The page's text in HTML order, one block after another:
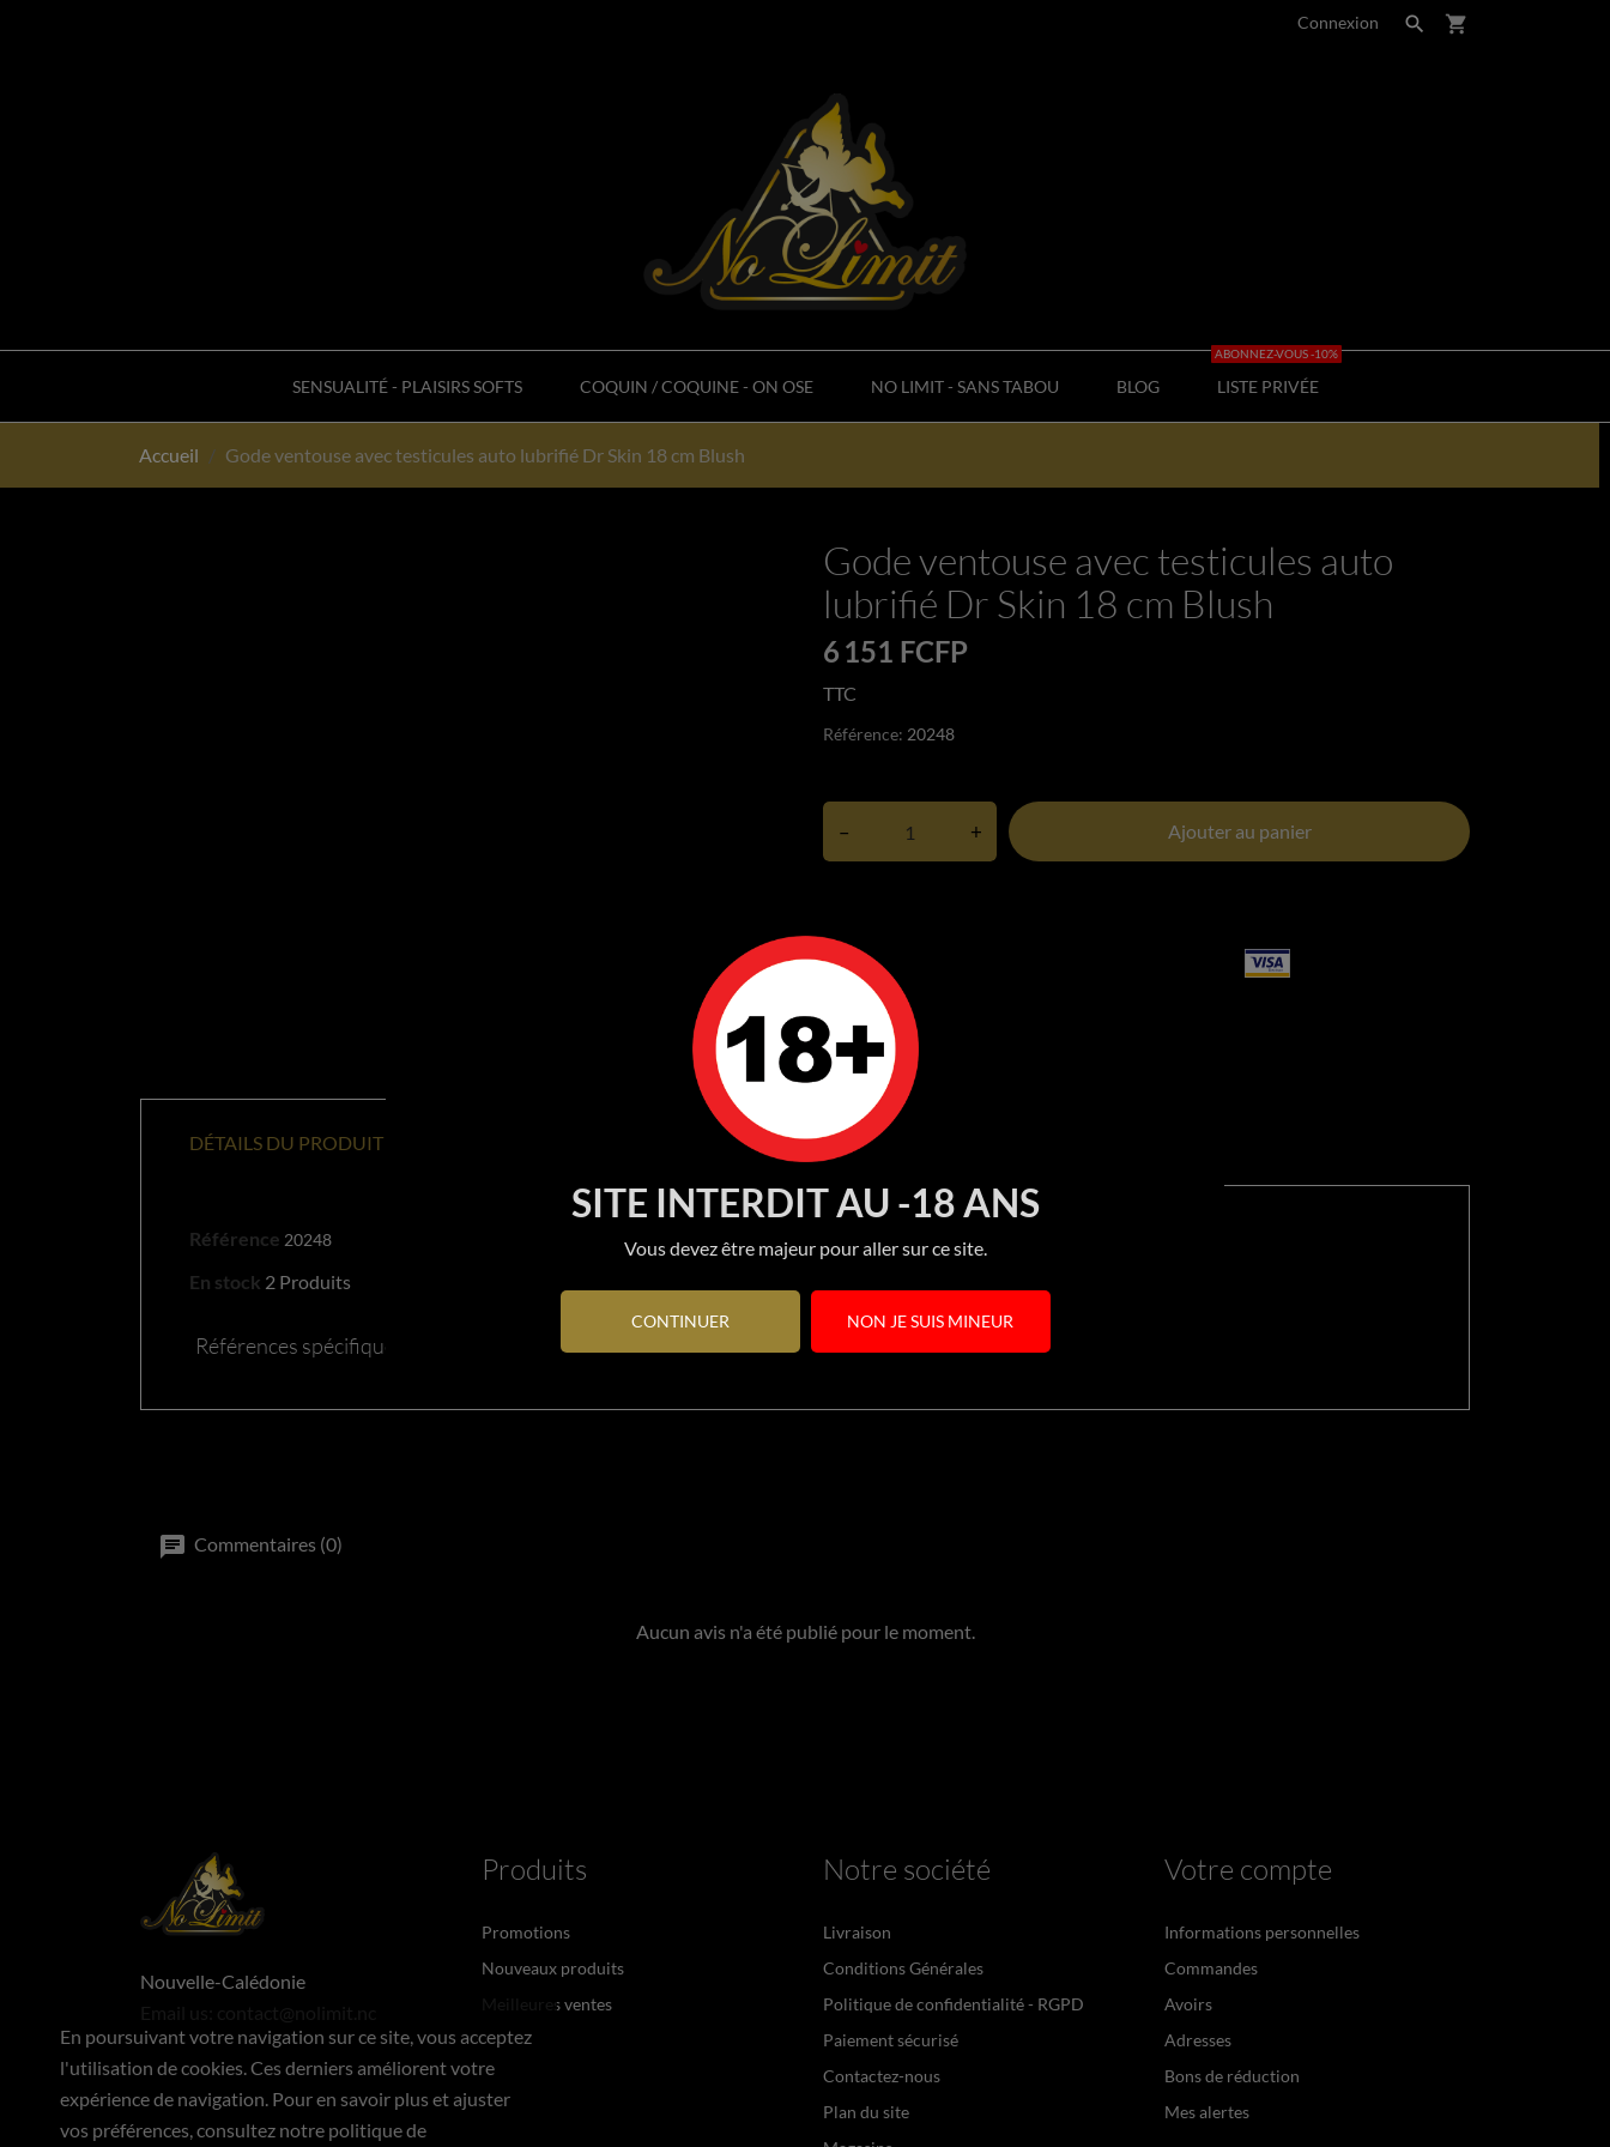
SITE INTERDIT AU -18 ANS
Vous devez être majeur pour aller sur ce site.
CONTINUER NON JE SUIS MINEUR
En poursuivant votre navigation sur ce site, vous acceptez
l'utilisation de cookies. Ces derniers améliorent votre
expérience de navigation. Pour en savoir plus et ajuster
vos préférences, consultez notre politique de
Connexion  shopping_cart
SENSUALITÉ - PLAISIRS SOFTS COQUIN / COQUINE - ON OSE NO LIMIT - SANS TABOU BLOG LISTE PRIVÉE
ABONNEZ-VOUS -10%
Accueil Gode ventouse avec testicules auto lubrifié Dr Skin 18 cm Blush
Gode ventouse avec testicules auto
lubrifié Dr Skin 18 cm Blush
6 151 FCFP
TTC
Référence: 20248
– + Ajouter au panier
DÉTAILS DU PRODUIT
Référence 20248
En stock 2 Produits
Références spécifiques
Commentaires (0)
Aucun avis n'a été publié pour le moment.
Nouvelle-Calédonie
Produits
Promotions
Nouveaux produits
Meilleures ventes
Notre société
Livraison
Conditions Générales
Politique de confidentialité - RGPD
Paiement sécurisé
Contactez-nous
Plan du site
Votre compte
Informations personnelles
Commandes
Avoirs
Adresses
Bons de réduction
Mes alertes